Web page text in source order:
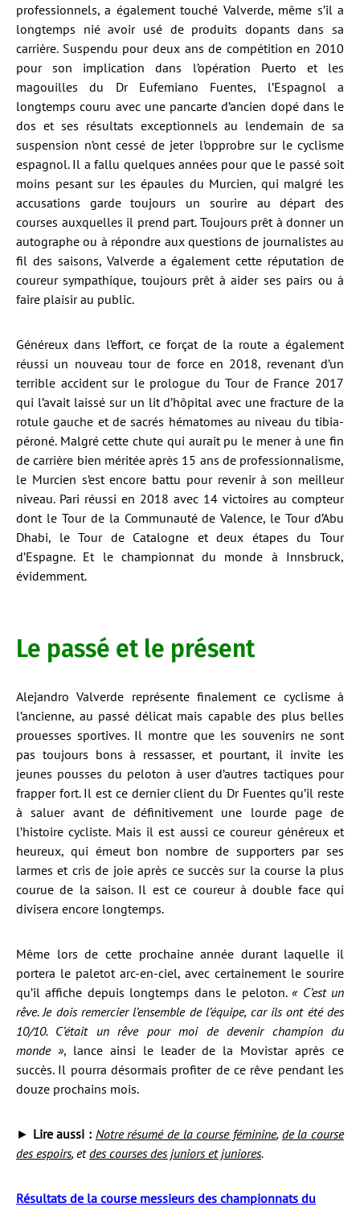
professionnels, a également touché Valverde, même s’il a
longtemps nié avoir usé de produits dopants dans sa
carrière. Suspendu pour deux ans de compétition en 2010
pour son implication dans l’opération Puerto et les
magouilles du Dr Eufemiano Fuentes, l’Espagnol a
longtemps couru avec une pancarte d’ancien dopé dans le
dos et ses résultats exceptionnels au lendemain de sa
suspension n’ont cessé de jeter l’opprobre sur le cyclisme
espagnol. Il a fallu quelques années pour que le passé soit
moins pesant sur les épaules du Murcien, qui malgré les
accusations garde toujours un sourire au départ des
courses auxquelles il prend part. Toujours prêt à donner un
autographe ou à répondre aux questions de journalistes au
fil des saisons, Valverde a également cette réputation de
coureur sympathique, toujours prêt à aider ses pairs ou à
faire plaisir au public.
Généreux dans l’effort, ce forçat de la route a également
réussi un nouveau tour de force en 2018, revenant d’un
terrible accident sur le prologue du Tour de France 2017
qui l’avait laissé sur un lit d’hôpital avec une fracture de la
rotule gauche et de sacrés hématomes au niveau du tibia-
péroné. Malgré cette chute qui aurait pu le mener à une fin
de carrière bien méritée après 15 ans de professionnalisme,
le Murcien s’est encore battu pour revenir à son meilleur
niveau. Pari réussi en 2018 avec 14 victoires au compteur
dont le Tour de la Communauté de Valence, le Tour d’Abu
Dhabi, le Tour de Catalogne et deux étapes du Tour
d’Espagne. Et le championnat du monde à Innsbruck,
évidemment.
Le passé et le présent
Alejandro Valverde représente finalement ce cyclisme à
l’ancienne, au passé délicat mais capable des plus belles
prouesses sportives. Il montre que les souvenirs ne sont
pas toujours bons à ressasser, et pourtant, il invite les
jeunes pousses du peloton à user d’autres tactiques pour
frapper fort. Il est ce dernier client du Dr Fuentes qu’il reste
à saluer avant de définitivement une lourde page de
l’histoire cycliste. Mais il est aussi ce coureur généreux et
heureux, qui émeut bon nombre de supporters par ses
larmes et cris de joie après ce succès sur la course la plus
courue de la saison. Il est ce coureur à double face qui
divisera encore longtemps.
Même lors de cette prochaine année durant laquelle il
portera le paletot arc-en-ciel, avec certainement le sourire
qu’il affiche depuis longtemps dans le peloton.« C’est un
rêve. Je dois remercier l’ensemble de l’équipe, carils ont été des
10/10. C’était un rêve pour moi de devenir champion du
monde », lance ainsi le leader de la Movistar après ce
succès. Il pourra désormais profiter de ce rêve pendant les
douze prochains mois.
► Lire aussi : Notre résumé de la course féminine, de la course
des espoirs, etdes courses des juniors et juniores.
Résultats de la course messieurs des championnats du